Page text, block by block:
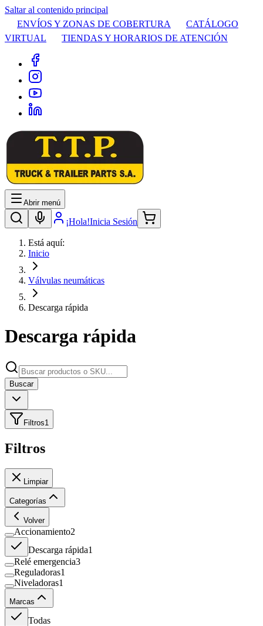
Saltar al contenido principal
ENVÍOS Y ZONAS DE COBERTURA
CATÁLOGO
VIRTUAL
TIENDAS Y HORARIOS DE ATENCIÓN
Abrir menú
¡Hola!Inicia Sesión
Está aquí:
Inicio
Válvulas neumáticas
Descarga rápida
Descarga rápida
Buscar
Filtros1
Filtros
Limpiar
Categorías
Volver
Accionamiento2
Descarga rápida1
Relé emergencia3
Reguladoras1
Niveladoras1
Marcas
Todas